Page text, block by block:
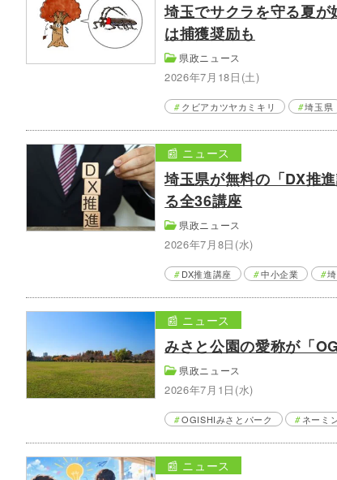
埼玉でサクラを守る夏
は捕獲奨励も
県政ニュース
2026年7月18日(土)
クビアカツヤカミキリ 埼玉県
埼玉県が無料の「DX推
る全36講座
県政ニュース
2026年7月8日(水)
📰 ニュース
DX推進講座 中小企業
みさと公園の愛称が「
県政ニュース
2026年7月1日(水)
📰 ニュース
OGISHIみさとパーク ネーミ
📰 ニュース